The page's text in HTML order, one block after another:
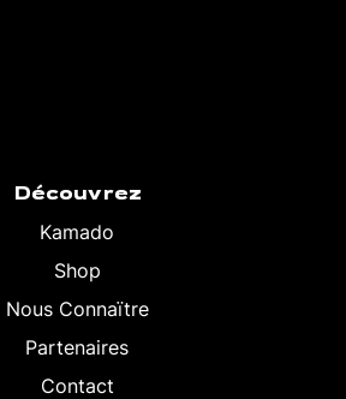
Découvrez
Kamado
Shop
Nous Connaïtre
Partenaires
Contact